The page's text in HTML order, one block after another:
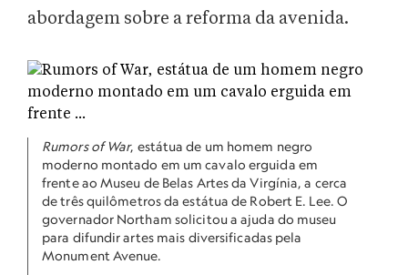
abordagem sobre a reforma da avenida.
Rumors of War, estátua de um homem negro
moderno montado em um cavalo erguida em
frente ao Museu de Belas Artes da Virgínia, a cerca
de três quilômetros da estátua de Robert E. Lee. O
governador Northam solicitou a ajuda do museu
para difundir artes mais diversificadas pela
Monument Avenue.